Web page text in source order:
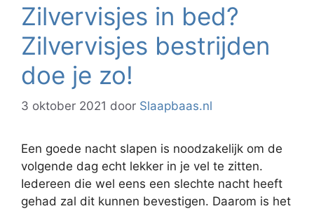
Zilvervisjes in bed?
Zilvervisjes bestrijden
doe je zo!
3 oktober 2021 door Slaapbaas.nl
Een goede nacht slapen is noodzakelijk om de
volgende dag echt lekker in je vel te zitten.
Iedereen die wel eens een slechte nacht heeft
gehad zal dit kunnen bevestigen. Daarom is het